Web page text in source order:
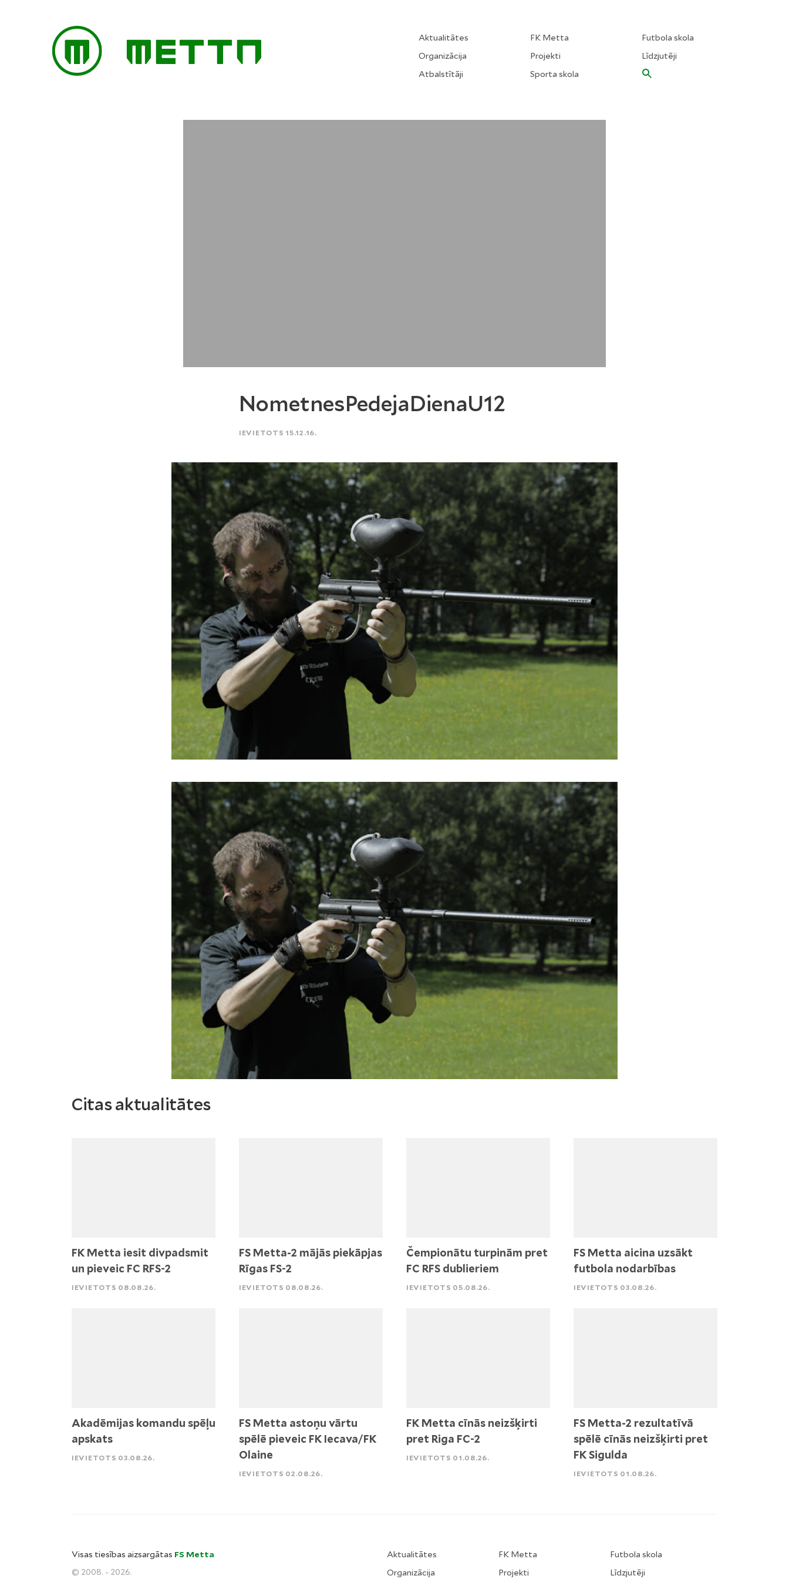
Aktualitātes
Organizācija
Atbalstītāji
FK Metta
Projekti
Sporta skola
Futbola skola
Līdzjutēji
NometnesPedejaDienaU12
IEVIETOTS 15.12.16.
Citas aktualitātes
FK Metta iesit divpadsmit
un pieveic FC RFS-2
IEVIETOTS 08.08.26.
FS Metta-2 mājās piekāpjas
Rīgas FS-2
IEVIETOTS 08.08.26.
Čempionātu turpinām pret
FC RFS dublieriem
IEVIETOTS 05.08.26.
FS Metta aicina uzsākt
futbola nodarbības
IEVIETOTS 03.08.26.
Akadēmijas komandu spēļu
apskats
IEVIETOTS 03.08.26.
FS Metta astoņu vārtu
spēlē pieveic FK Iecava/FK
Olaine
IEVIETOTS 02.08.26.
FK Metta cīnās neizšķirti
pret Riga FC-2
IEVIETOTS 01.08.26.
FS Metta-2 rezultatīvā
spēlē cīnās neizšķirti pret
FK Sigulda
IEVIETOTS 01.08.26.
Visas tiesības aizsargātas FS Metta
© 2008. - 2026.
Aktualitātes
Organizācija
FK Metta
Projekti
Futbola skola
Līdzjutēji